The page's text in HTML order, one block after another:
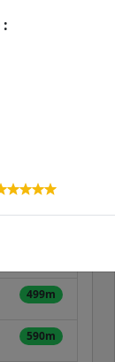
gare
499m
590m